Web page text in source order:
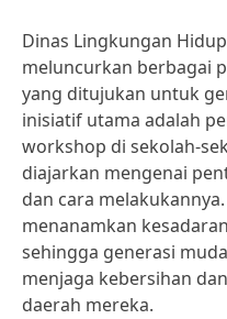
Dinas Lingkungan
meluncurkan berbagai
yang ditujukan untuk
inisiatif utama adalah
workshop di sekolah-
diajarkan mengenai
dan cara
menanamkan
sehingga generasi
menjaga kebersihan
daerah mereka.